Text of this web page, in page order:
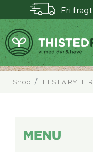
Fri
Shop HEST & RYTTER
MENU